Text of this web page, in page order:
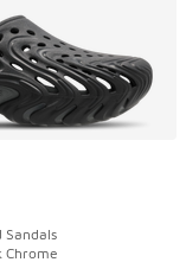
Sandals
Chrome